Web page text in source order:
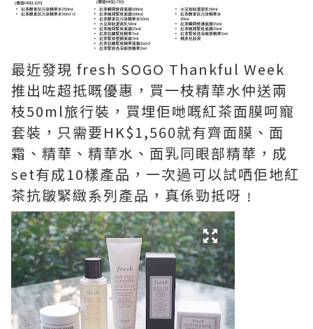
最近發現 fresh SOGO Thankful Week
推出咗超抵嘅優惠，買一枝精華水仲送兩
枝50ml旅行裝，買埋佢哋嘅紅茶面膜呵寵
套裝，只需要HK$1,560就有齊面膜、面
霜、精華、精華水、面乳同眼部精華，成
set有成10樣產品，一次過可以試哂佢地紅
茶抗皺緊緻系列產品，真係勁抵呀﹗